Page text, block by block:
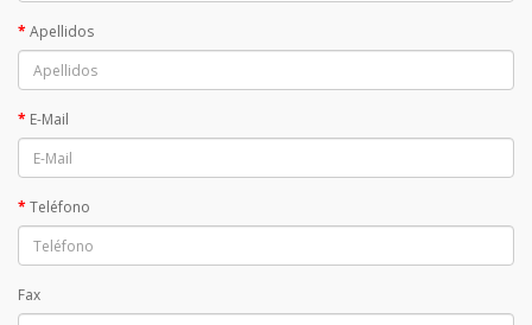
Apellidos
E-Mail
Teléfono
Fax